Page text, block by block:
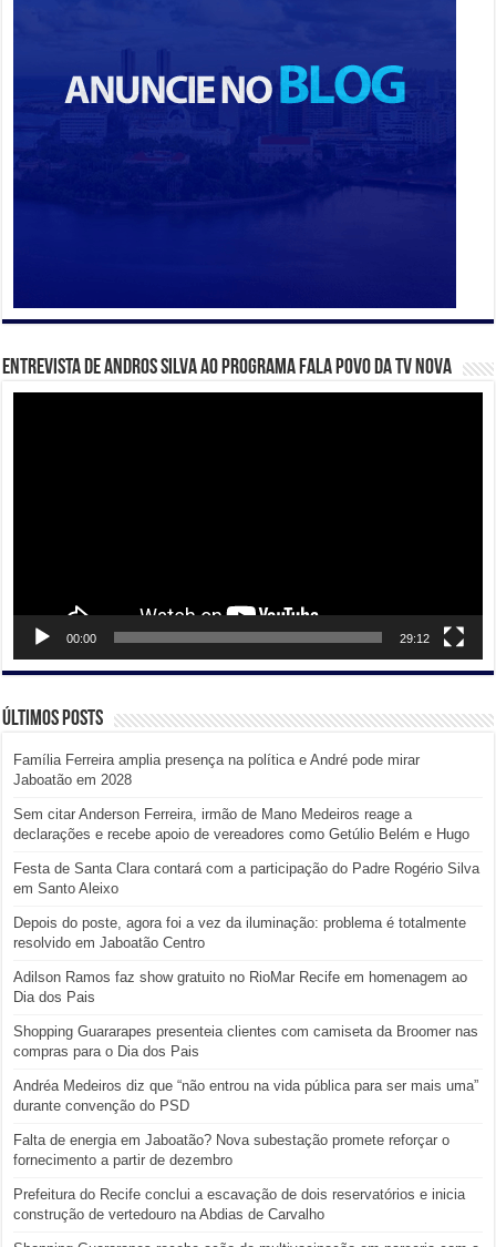
Entrevista de Andros Silva ao programa Fala Povo da TV Nova
00:00 29:12
Últimos posts
Família Ferreira amplia presença na política e André pode mirar
Jaboatão em 2028
Sem citar Anderson Ferreira, irmão de Mano Medeiros reage a
declarações e recebe apoio de vereadores como Getúlio Belém e Hugo
Festa de Santa Clara contará com a participação do Padre Rogério Silva
em Santo Aleixo
Depois do poste, agora foi a vez da iluminação: problema é totalmente
resolvido em Jaboatão Centro
Adilson Ramos faz show gratuito no RioMar Recife em homenagem ao
Dia dos Pais
Shopping Guararapes presenteia clientes com camiseta da Broomer nas
compras para o Dia dos Pais
Andréa Medeiros diz que “não entrou na vida pública para ser mais uma”
durante convenção do PSD
Falta de energia em Jaboatão? Nova subestação promete reforçar o
fornecimento a partir de dezembro
Prefeitura do Recife conclui a escavação de dois reservatórios e inicia
construção de vertedouro na Abdias de Carvalho